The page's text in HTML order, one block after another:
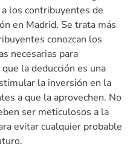
los contribuyentes de
en Madrid. Se trata más
conozcan los
necesarias para
la deducción es una
la inversión en la
a que la aprovechen. No
ser meticulosos a la
evitar cualquier probable